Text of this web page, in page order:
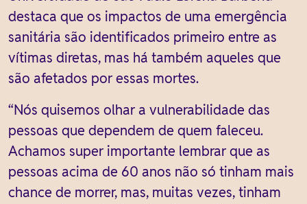
destaca que os impactos de uma emergência
sanitária são identificados primeiro entre as
vítimas diretas, mas há também aqueles que
são afetados por essas mortes.
“Nós quisemos olhar a vulnerabilidade das
pessoas que dependem de quem faleceu.
Achamos super importante lembrar que as
pessoas acima de 60 anos não só tinham mais
chance de morrer, mas, muitas vezes, tinham